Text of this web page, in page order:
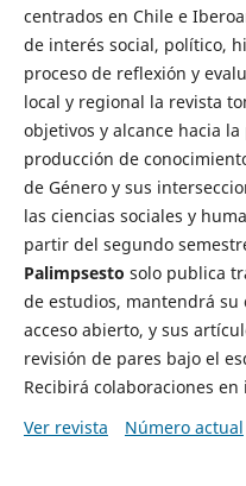
centrados en Chile e
de interés social, político,
proceso de reflexión y
local y regional la revista
objetivos y alcance hacia
producción de
de Género y sus
las ciencias sociales y
partir del segundo
Palimpsesto solo publica
de estudios, mantendrá su
acceso abierto, y sus
revisión de pares bajo el
Recibirá colaboraciones
Ver revista
Número actual